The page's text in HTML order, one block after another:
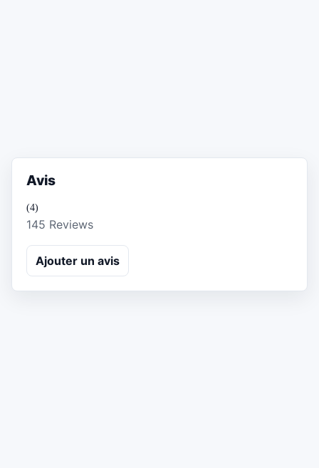
Avis
(4)
145 Reviews
Ajouter un avis